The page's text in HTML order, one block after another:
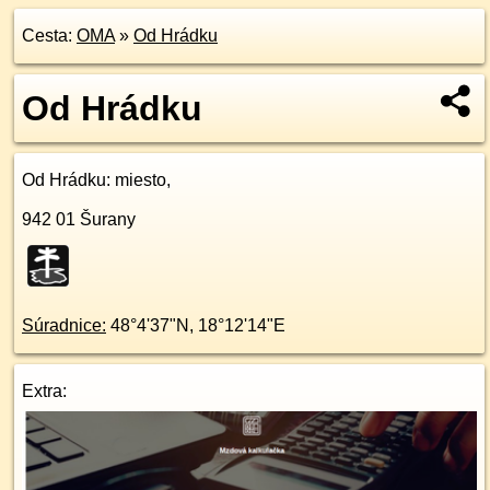
Cesta: OMA» Od Hrádku
Od Hrádku
Od Hrádku: miesto,
942 01 Šurany
Súradnice: 48°4'37"N , 18°12'14"E
Extra: